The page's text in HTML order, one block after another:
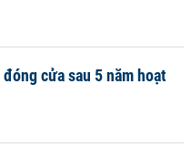
cửa sau 5 năm hoạt